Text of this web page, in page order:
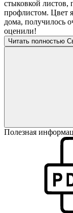
стыковкой
профлистом. Цвет
дома, получилось
оценили!
Читать полностью
Полезная